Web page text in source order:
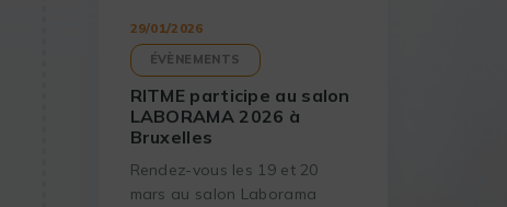
29/01/2026
ÉVÈNEMENTS
RITME participe au salon
LABORAMA 2026 à
Bruxelles
Rendez-vous les 19 et 20
mars au salon Laborama